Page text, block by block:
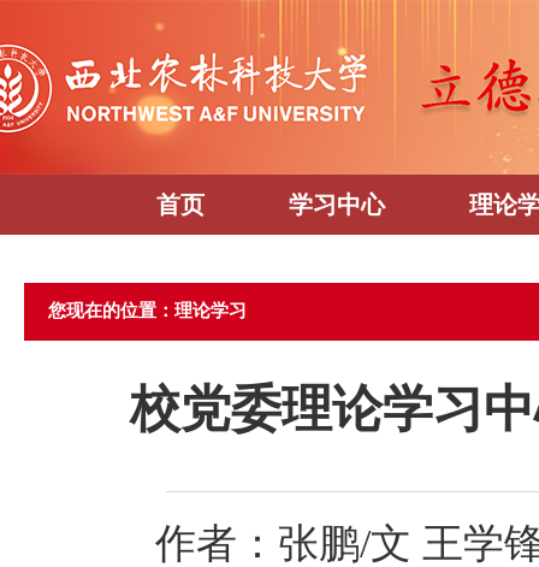
首页 学习中心 理论
您现在的位置：理论学习
校党委理论学习
作者：张鹏/文 王